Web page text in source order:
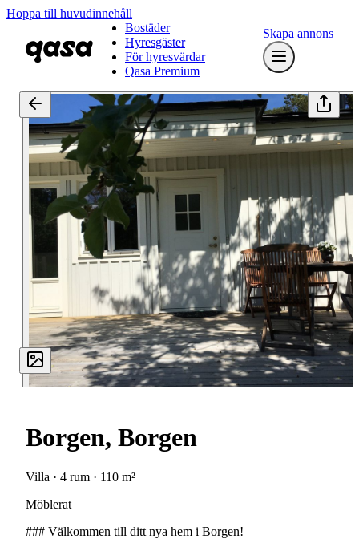
Hoppa till huvudinnehåll
Bostäder
Hyresgäster
För hyresvärdar
Qasa Premium
Skapa annons
Borgen, Borgen
Villa · 4 rum · 110 m²
Möblerat
### Välkommen till ditt nya hem i Borgen!